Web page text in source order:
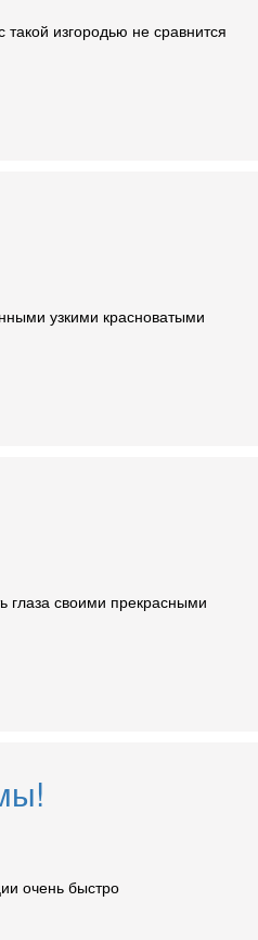
изгородью не сравнится
узкими красноватыми
глаза своими прекрасными
очень быстро